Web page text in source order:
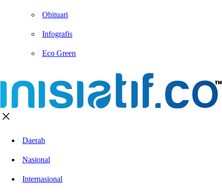
Obituari
Infografis
Eco Green
Daerah
Nasional
Internasional